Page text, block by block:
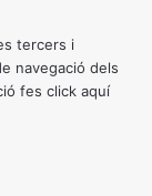
tercers i
navegació dels
fes click aquí